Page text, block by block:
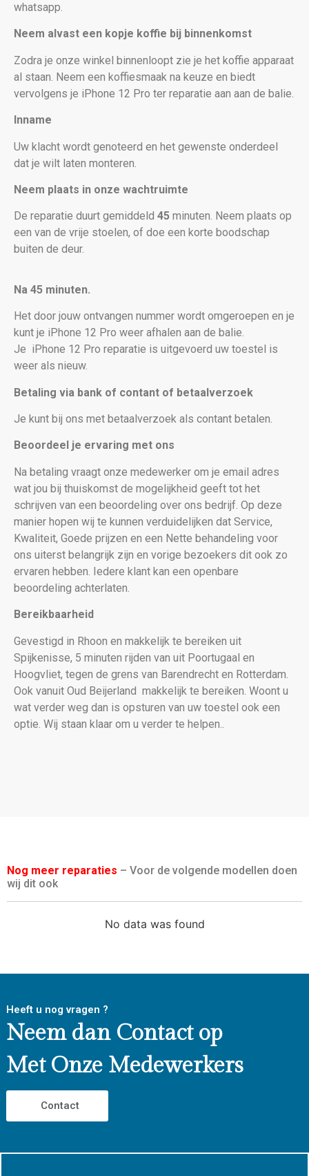
whatsapp.
Neem alvast een kopje koffie bij binnenkomst
Zodra je onze winkel binnenloopt zie je het koffie apparaat
al staan. Neem een koffiesmaak na keuze en biedt
vervolgens je iPhone 12 Pro ter reparatie aan aan de balie.
Inname
Uw klacht wordt genoteerd en het gewenste onderdeel
dat je wilt laten monteren.
Neem plaats in onze wachtruimte
De reparatie duurt gemiddeld 45 minuten. Neem plaats op
een van de vrije stoelen, of doe een korte boodschap
buiten de deur.
Na 45 minuten.
Het door jouw ontvangen nummer wordt omgeroepen en je
kunt je iPhone 12 Pro weer afhalen aan de balie.
Je iPhone 12 Pro reparatie is uitgevoerd uw toestel is
weer als nieuw.
Betaling via bank of contant of betaalverzoek
Je kunt bij ons met betaalverzoek als contant betalen.
Beoordeel je ervaring met ons
Na betaling vraagt onze medewerker om je email adres
wat jou bij thuiskomst de mogelijkheid geeft tot het
schrijven van een beoordeling over ons bedrijf. Op deze
manier hopen wij te kunnen verduidelijken dat Service,
Kwaliteit, Goede prijzen en een Nette behandeling voor
ons uiterst belangrijk zijn en vorige bezoekers dit ook zo
ervaren hebben. Iedere klant kan een openbare
beoordeling achterlaten.
Bereikbaarheid
Gevestigd in Rhoon en makkelijk te bereiken uit
Spijkenisse, 5 minuten rijden van uit Poortugaal en
Hoogvliet, tegen de grens van Barendrecht en Rotterdam.
Ook vanuit Oud Beijerland makkelijk te bereiken. Woont u
wat verder weg dan is opsturen van uw toestel ook een
optie. Wij staan klaar om u verder te helpen..
Nog meer reparaties – Voor de volgende modellen doen
wij dit ook
No data was found
Heeft u nog vragen ?
Neem dan Contact op
Met Onze Medewerkers
Contact